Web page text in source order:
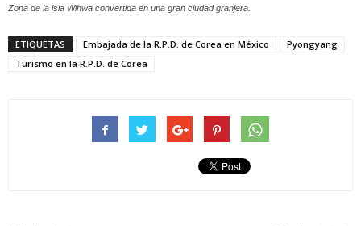
Zona de la isla Wihwa convertida en una gran ciudad granjera.
ETIQUETAS Embajada de la R.P.D. de Corea en México
Pyongyang
Turismo en la R.P.D. de Corea